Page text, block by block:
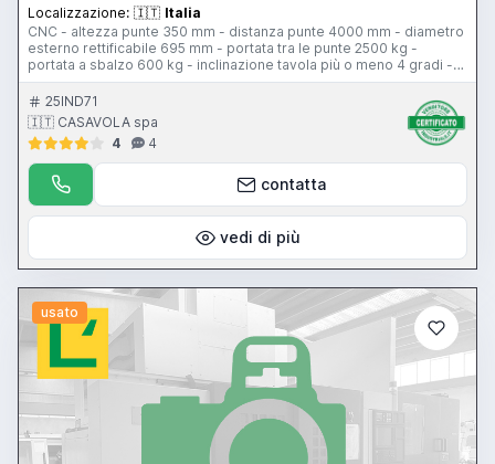
Localizzazione: 🇮🇹 Italia
CNC - altezza punte 350 mm - distanza punte 4000 mm - diametro
esterno rettificabile 695 mm - portata tra le punte 2500 kg -
portata a sbalzo 600 kg - inclinazione tavola più o meno 4 gradi -
velocità testa porta pezzo 3-150 giri al minuto - potenza motore
mola 27 kw – velocità mola 760 giri al minuto - CNC SIEMENS
SINUMERIK 3G
25IND71
🇮🇹 CASAVOLA spa
4
4
contatta
vedi di più
usato